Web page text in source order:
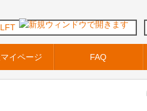
イページ FAQ